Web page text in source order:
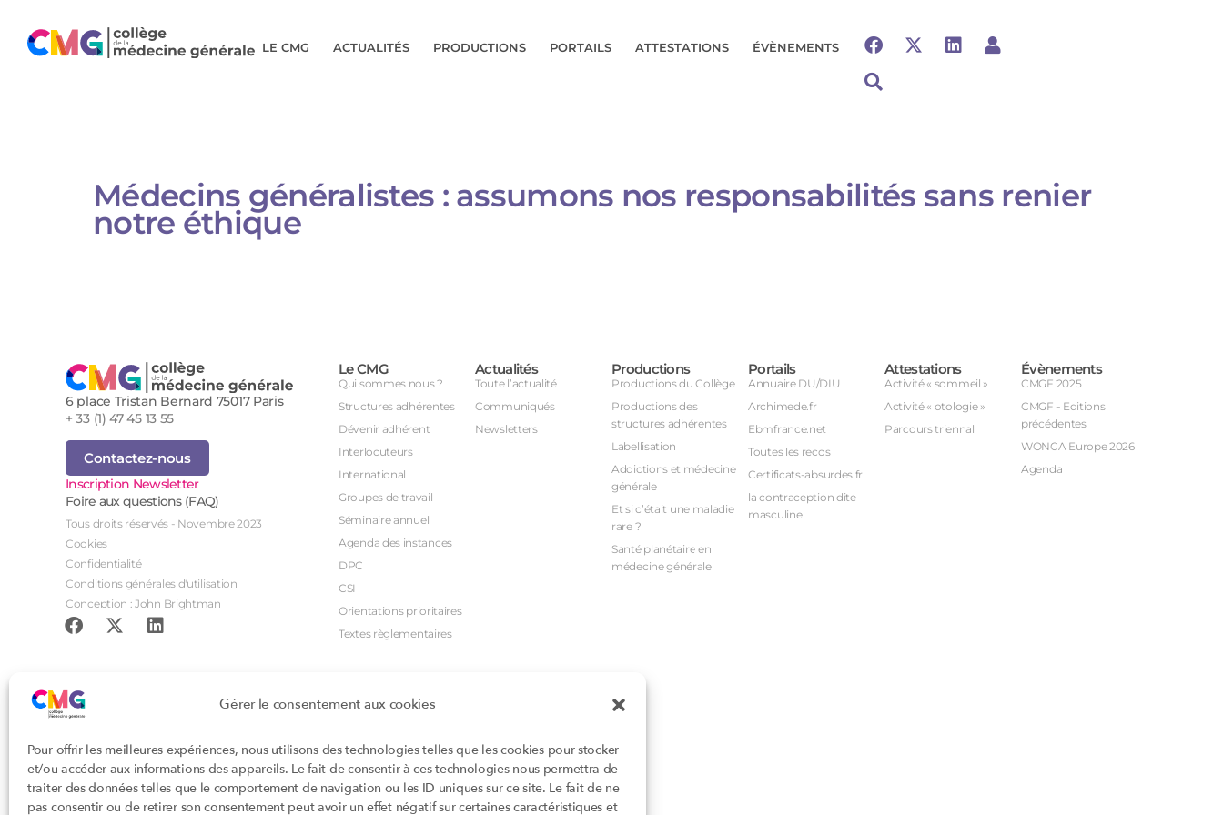
Gérer le consentement aux cookies
Pour offrir les meilleures expériences, nous utilisons des technologies telles que les cookies pour stocker
et/ou accéder aux informations des appareils. Le fait de consentir à ces technologies nous permettra de
traiter des données telles que le comportement de navigation ou les ID uniques sur ce site. Le fait de ne
pas consentir ou de retirer son consentement peut avoir un effet négatif sur certaines caractéristiques et
LE CMG ACTUALITÉS PRODUCTIONS PORTAILS ATTESTATIONS ÉVÈNEMENTS
Médecins généralistes : assumons nos responsabilités sans renier
notre éthique
6 place Tristan Bernard 75017 Paris
+ 33 (1) 47 45 13 55
Contactez-nous
Inscription Newsletter
Foire aux questions (FAQ)
Tous droits réservés - Novembre 2023
Cookies
Confidentialité
Conditions générales d'utilisation
Conception : John Brightman
Le CMG
Qui sommes nous ?
Structures adhérentes
Dévenir adhérent
Interlocuteurs
International
Groupes de travail
Séminaire annuel
Agenda des instances
DPC
CSI
Orientations prioritaires
Textes règlementaires
Actualités
Toute l’actualité
Communiqués
Newsletters
Productions
Productions du Collège
Productions des
structures adhérentes
Labellisation
Addictions et médecine
générale
Et si c’était une maladie
rare ?
Santé planétaire en
médecine générale
Portails
Annuaire DU/DIU
Archimede.fr
Ebmfrance.net
Toutes les recos
Certificats-absurdes.fr
la contraception dite
masculine
Attestations
Activité « sommeil »
Activité « otologie »
Parcours triennal
Évènements
CMGF 2025
CMGF - Editions
précédentes
WONCA Europe 2026
Agenda